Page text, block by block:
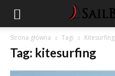
Strona główna Tagi Kitesurfing
Tag: kitesurfing